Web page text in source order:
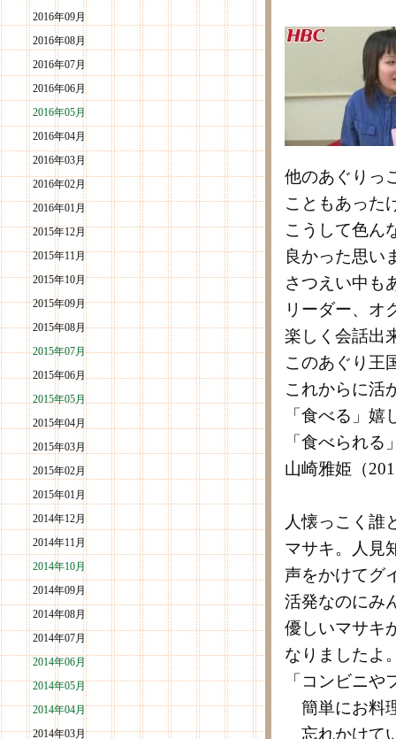
2016年09月
2016年08月
2016年07月
2016年06月
2016年05月
2016年04月
2016年03月
2016年02月
2016年01月
2015年12月
2015年11月
2015年10月
2015年09月
2015年08月
2015年07月
2015年06月
2015年05月
2015年04月
2015年03月
2015年02月
2015年01月
2014年12月
2014年11月
2014年10月
2014年09月
2014年08月
2014年07月
2014年06月
2014年05月
2014年04月
2014年03月
他のあぐりっ
こともあった
こうして色ん
良かった思い
さつえい中も
リーダー、オ
楽しく会話出
このあぐり王
これからに活
「食べる」嬉
「食べられ
山崎雅姫（
人懐っこく誰
マサキ。人見
声をかけてグ
活発なのにみ
優しいマサキ
なりましたよ
「コンビニ
簡単にお料
忘れかけて